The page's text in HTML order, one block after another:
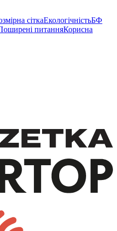
сіткаЕкологічністьБФ
питанняКорисна